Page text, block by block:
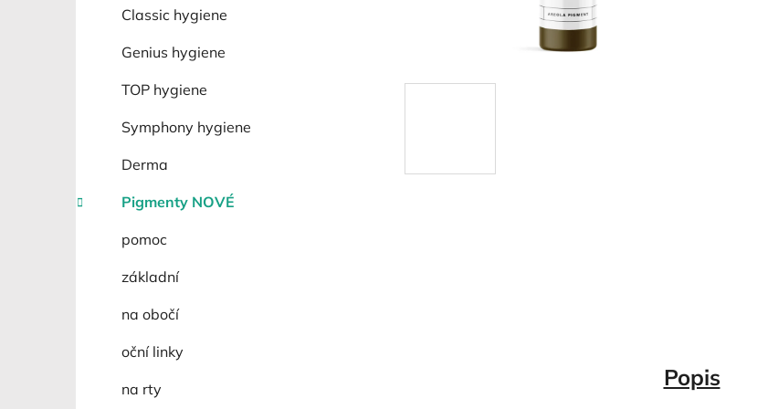
Classic hygiene
Genius hygiene
TOP hygiene
Symphony hygiene
Derma
Pigmenty NOVÉ
pomoc
základní
na obočí
oční linky
na rty Popis